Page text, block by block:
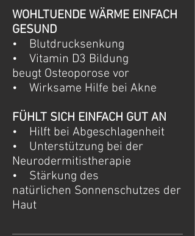
WOHLTUENDE WÄRME EINFACH
GESUND
• Blutdrucksenkung
• Vitamin D3 Bildung
beugt Osteoporose vor
• Wirksame Hilfe bei Akne
FÜHLT SICH EINFACH GUT AN
• Hilft bei Abgeschlagenheit
• Unterstützung bei der
Neurodermitistherapie
• Stärkung des
natürlichen Sonnenschutzes der
Haut